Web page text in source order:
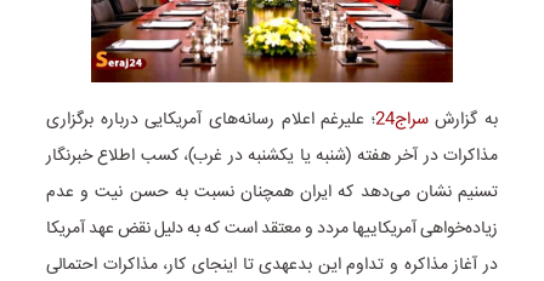
به گزارشسراج24
؛ علیرغم اعلام رسانه‌های آمریکایی درباره برگزاری
مذاکرات در آخر هفته (شنبه یا یکشنبه در غرب)، کسب اطلاع خبرنگار
تسنیم نشان می‌دهد که ایران همچنان نسبت به حسن نیت و عدم
زیاده‌خواهی آمریکاییها مردد و معتقد است که به دلیل نقض عهد آمریکا
در آغاز مذاکره و‌ تداوم‌ این بدعهدی تا اینجای کار، مذاکرات احتمالی